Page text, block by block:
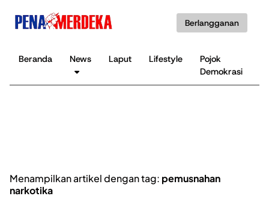
Berlangganan
Beranda News Laput Lifestyle
Pojok
Demokrasi
Menampilkan artikel dengan tag: pemusnahan
narkotika